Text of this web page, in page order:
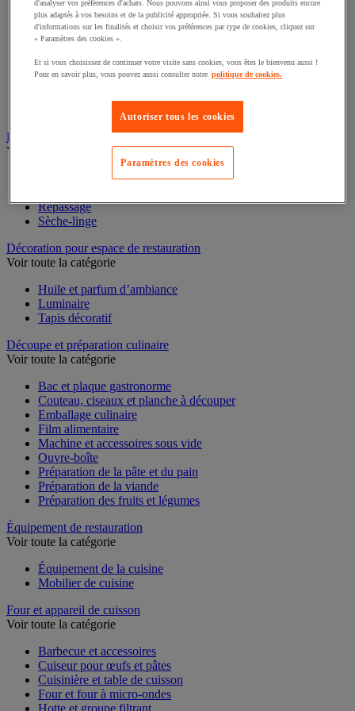
Voir toute la catégorie
Casserole
Marmite, cocotte et faitout
Plat à four
Buanderie
Lave-linge
Repassage
Décoration pour espace de restauration
Huile et parfum d’ambiance
Luminaire
Découpe et préparation culinaire
Bac et plaque gastronorme
Couteau, ciseaux et planche à découper
Emballage culinaire
Film alimentaire
Machine et accessoires sous vide
Ouvre-boîte
Préparation de la pâte et du pain
Préparation de la viande
Équipement de restauration
Équipement de la cuisine
Four et appareil de cuisson
Barbecue et accessoires
Cuiseur pour œufs et pâtes
Cuisinière et table de cuisson
Four et four à micro-ondes
d'analyser vos préférences d'achats. Nous pouvons ainsi vous proposer des produits encore
plus adaptés à vos besoins et de la publicité appropriée. Si vous souhaitez plus
d'informations sur les finalités et choisir vos préférences par type de cookies, cliquez sur
« Paramètres des cookies ».
Et si vous choisissez de continuer votre visite sans cookies, vous êtes le bienvenu aussi !
Pour en savoir plus, vous pouvez aussi consulter notre politique de cookies.
Autoriser tous les cookies
Paramètres des cookies